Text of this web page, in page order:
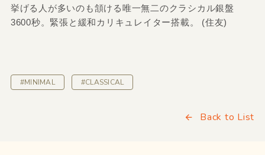
挙げる人が多いのも頷ける唯一無二のクラシカル銀盤
3600秒。緊張と緩和カリキュレイター搭載。 (住友)
#MINIMAL #CLASSICAL
Back to List